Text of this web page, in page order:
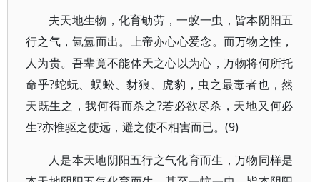
夫天地生物，化育劬劳，一蚁一虫，皆本阴阳五
行之气，氤氲而出。上帝亦心心爱念。而万物之性，
人为贵。吾辈竟不能体天之心以为心，万物将何所托
命乎?蛇蚖、蜈蚣、豺狼、虎豹，虫之最毒者也，然
天既生之，我何得而杀之?若必欲尽杀，天地又何必
生?亦惟驱之使远，避之使不相害而已。(9)
人是本天地阴阳五行之气化育而生，万物同样是